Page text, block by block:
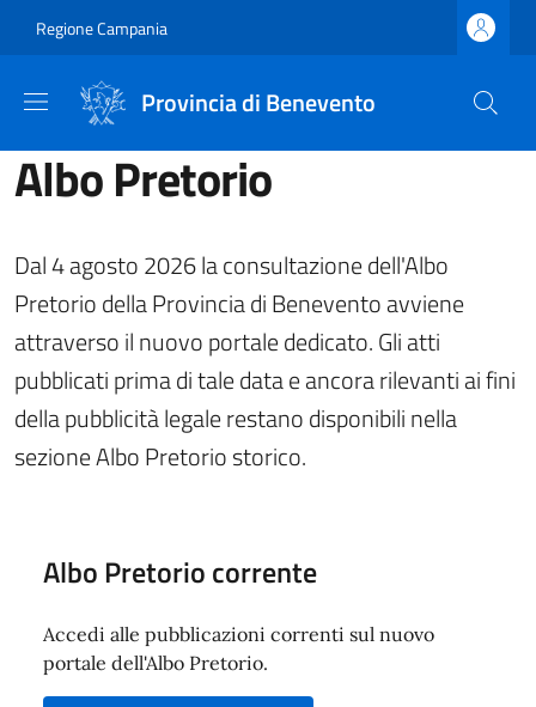
Regione Campania
Provincia di Benevento
Albo Pretorio
Dal 4 agosto 2026 la consultazione dell'Albo
Pretorio della Provincia di Benevento avviene
attraverso il nuovo portale dedicato. Gli atti
pubblicati prima di tale data e ancora rilevanti ai fini
della pubblicità legale restano disponibili nella
sezione Albo Pretorio storico.
Albo Pretorio corrente
Accedi alle pubblicazioni correnti sul nuovo
portale dell'Albo Pretorio.